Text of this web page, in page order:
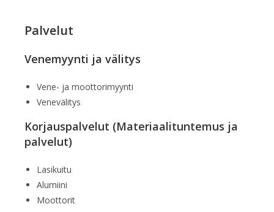
Palvelut
Venemyynti ja välitys
Vene- ja moottorimyynti
Venevälitys
Korjauspalvelut (Materiaalituntemus ja
palvelut)
Lasikuitu
Alumiini
Moottorit